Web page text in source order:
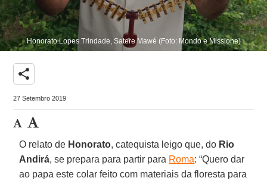
Honorato Lopes Trindade, Satere Mawé (Foto: Mondo e Missione)
share
27 Setembro 2019
O relato de Honorato, catequista leigo que, do Rio
Andirá, se prepara para partir para Roma: “Quero dar
ao papa este colar feito com materiais da floresta para